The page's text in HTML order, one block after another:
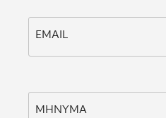
EMAIL
ΜΗΝΥΜΑ